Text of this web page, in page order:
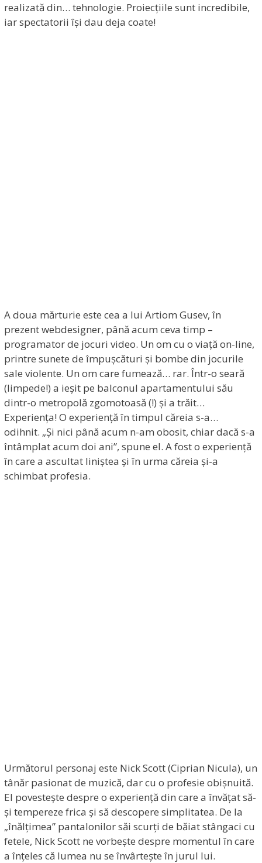
realizată din… tehnologie. Proiecțiile sunt incredibile,
iar spectatorii își dau deja coate!
A doua mărturie este cea a lui Artiom Gusev, în
prezent webdesigner, până acum ceva timp –
programator de jocuri video. Un om cu o viață on-line,
printre sunete de împușcături și bombe din jocurile
sale violente. Un om care fumează… rar. Într-o seară
(limpede!) a ieșit pe balconul apartamentului său
dintr-o metropolă zgomotoasă (!) și a trăit…
Experiența! O experiență în timpul căreia s-a…
odihnit. „Și nici până acum n-am obosit, chiar dacă s-a
întâmplat acum doi ani”, spune el. A fost o experiență
în care a ascultat liniștea și în urma căreia și-a
schimbat profesia.
Următorul personaj este Nick Scott (Ciprian Nicula), un
tânăr pasionat de muzică, dar cu o profesie obișnuită.
El povestește despre o experiență din care a învățat să-
și tempereze frica și să descopere simplitatea. De la
„înălțimea” pantalonilor săi scurți de băiat stângaci cu
fetele, Nick Scott ne vorbește despre momentul în care
a înțeles că lumea nu se învârtește în jurul lui.